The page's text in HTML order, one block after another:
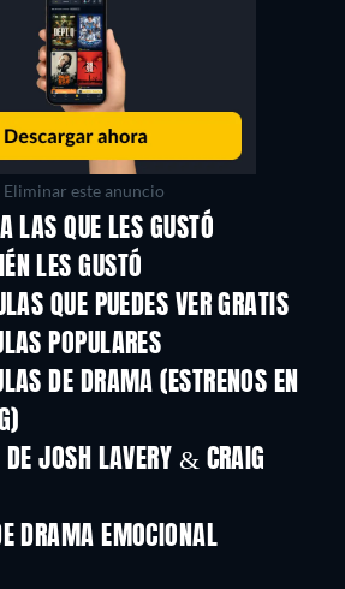
Eliminar este anuncio
LAS QUE LES GUSTÓ
LES GUSTÓ
QUE PUEDES VER GRATIS
POPULARES
DE DRAMA (ESTRENOS EN
DE JOSH LAVERY & CRAIG
DRAMA EMOCIONAL